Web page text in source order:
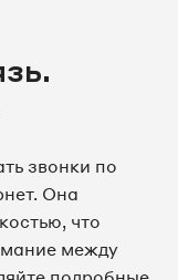
звонки по
Она
что
между